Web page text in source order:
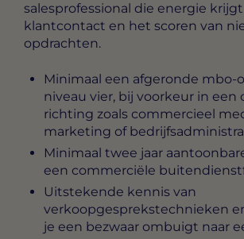
salesprofessional die energie
klantcontact en het scoren van
opdrachten.
Minimaal een afgeronde mbo-
niveau vier, bij voorkeur in een
richting zoals commercieel
marketing of
Minimaal twee jaar
een commerciële
Uitstekende kennis van
verkoopgesprekstechnieken
je een bezwaar ombuigt naar